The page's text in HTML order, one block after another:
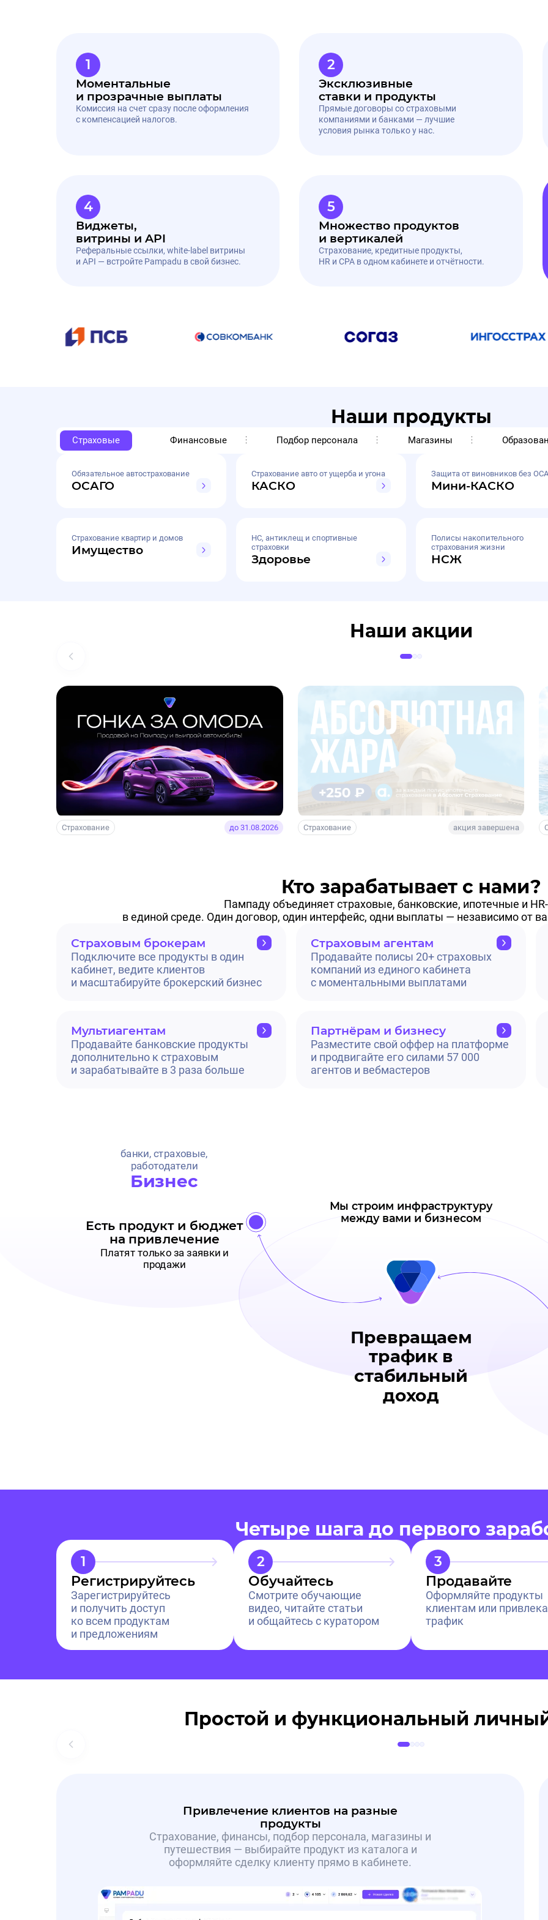
1
Моментальные
и прозрачные выплаты
Комиссия на счет сразу после оформления
с компенсацией налогов.
2
Эксклюзивные
ставки и продукты
Прямые договоры со страховыми
компаниями и банками — лучшие
условия рынка только у нас.
4
Виджеты,
витрины и API
Реферальные ссылки, white-label витрины
и API — встройте Pampadu в свой бизнес.
5
Множество продуктов
и вертикалей
Страхование, кредитные продукты,
HR и CPA в одном кабинете и отчётности.
Наши продукты
Страховые Финансовые Подбор персонала Магазины
Обязательное автострахование
ОСАГО
Страхование авто от ущерба и угона
КАСКО
Защита от виновников без
Мини-КАСКО
Страхование квартир и домов
Имущество
НС, антиклещ и спортивные
страховки
Здоровье
Полисы накопительного
страхования жизни
НСЖ
Наши акции
Страхование до 31.08.2026 Страхование акция завершена
Кто зарабатывает с нами?
Пампаду объединяет страховые, банковские, ипотечные и
в единой среде. Один договор, один интерфейс, одни выплаты — независимо от
Страховым брокерам
Подключите все продукты в один
кабинет, ведите клиентов
и масштабируйте брокерский бизнес
Страховым агентам
Продавайте полисы 20+ страховых
компаний из единого кабинета
с моментальными выплатами
Мультиагентам
Продавайте банковские продукты
дополнительно к страховым
и зарабатывайте в 3 раза больше
Партнёрам и бизнесу
Разместите свой оффер на платформе
и продвигайте его силами 57 000
агентов и вебмастеров
банки, страховые,
работодатели
Бизнес
Есть продукт и бюджет
на привлечение
Платят только за заявки и
продажи
Мы строим инфраструктуру
между вами и бизнесом
Превращаем
трафик в
стабильный
доход
Четыре шага до первого
1
Регистрируйтесь
Зарегистрируйтесь
и получить доступ
ко всем продуктам
и предложениям
2
Обучайтесь
Смотрите обучающие
видео, читайте статьи
и общайтесь с куратором
3
Продавайте
Оформляйте продукты
клиентам или
трафик
Простой и функциональный
Привлечение клиентов на разные
продукты
Страхование, финансы, подбор персонала, магазины и
путешествия — выбирайте продукт из каталога и
оформляйте сделку клиенту прямо в кабинете.